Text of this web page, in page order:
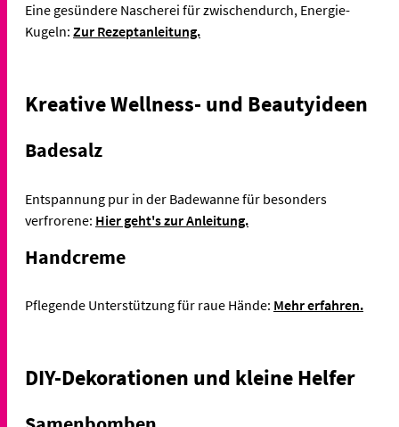
Eine gesündere Nascherei für zwischendurch, Energie-
Kugeln: Zur Rezeptanleitung.
Kreative Wellness- und Beautyideen
Badesalz
Entspannung pur in der Badewanne für besonders
verfrorene: Hier geht's zur Anleitung.
Handcreme
Pflegende Unterstützung für raue Hände: Mehr erfahren.
DIY-Dekorationen und kleine Helfer